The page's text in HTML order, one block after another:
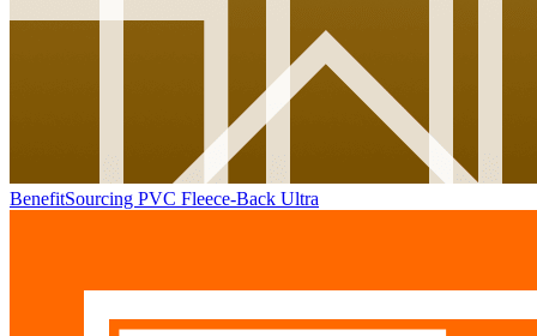
BenefitSourcing PVC Fleece-Back Ultra